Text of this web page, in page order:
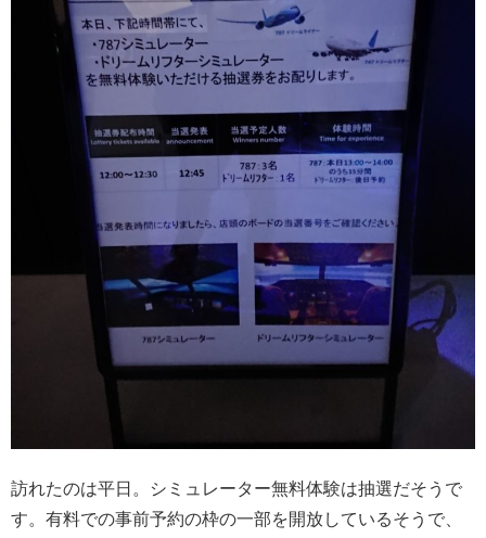
訪れたのは平日。シミュレーター無料体験は抽選だそうで
す。有料での事前予約の枠の一部を開放しているそうで、